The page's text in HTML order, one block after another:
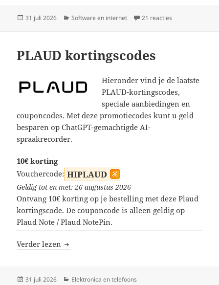
Geplaatst
31 juli 2026 Categorieën
Software en internet 21 reacties
PLAUD kortingscodes
Hieronder vind je de laatste
PLAUD-kortingscodes,
speciale aanbiedingen en
couponcodes. Met deze promotiecodes kunt u geld
besparen op ChatGPT-gemachtigde AI-
spraakrecorder.
10€ korting
Vouchercode: HIPLAUD
Geldig tot en met: 26 augustus 2026
Ontvang 10€ korting op je bestelling met deze Plaud
kortingscode. De couponcode is alleen geldig op
Plaud Note / Plaud NotePin.
Verder lezen PLAUD kortingscodes
Geplaatst
31 juli 2026 Categorieën
Elektronica en telefoons